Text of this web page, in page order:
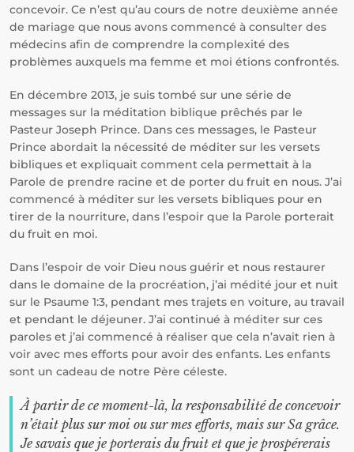
concevoir. Ce n’est qu’au cours de notre deuxième année
de mariage que nous avons commencé à consulter des
médecins afin de comprendre la complexité des
problèmes auxquels ma femme et moi étions confrontés.
En décembre 2013, je suis tombé sur une série de
messages sur la méditation biblique prêchés par le
Pasteur Joseph Prince. Dans ces messages, le Pasteur
Prince abordait la nécessité de méditer sur les versets
bibliques et expliquait comment cela permettait à la
Parole de prendre racine et de porter du fruit en nous. J’ai
commencé à méditer sur les versets bibliques pour en
tirer de la nourriture, dans l’espoir que la Parole porterait
du fruit en moi.
Dans l’espoir de voir Dieu nous guérir et nous restaurer
dans le domaine de la procréation, j’ai médité jour et nuit
sur le Psaume 1:3, pendant mes trajets en voiture, au travail
et pendant le déjeuner. J’ai continué à méditer sur ces
paroles et j’ai commencé à réaliser que cela n’avait rien à
voir avec mes efforts pour avoir des enfants. Les enfants
sont un cadeau de notre Père céleste.
À partir de ce moment-là, la responsabilité de concevoir
n’était plus sur moi ou sur mes efforts, mais sur Sa grâce.
Je savais que je porterais du fruit et que je prospérerais